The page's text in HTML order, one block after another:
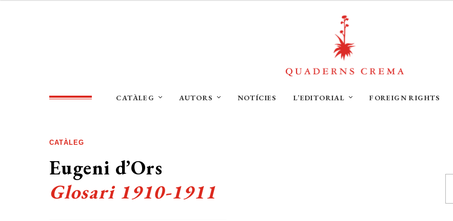
CATÀLEG AUTORS NOTÍCIES L’EDITORIAL FOREIGN RIGHTS
CATÀLEG
Eugeni d’Ors
Glosari 1910-1911